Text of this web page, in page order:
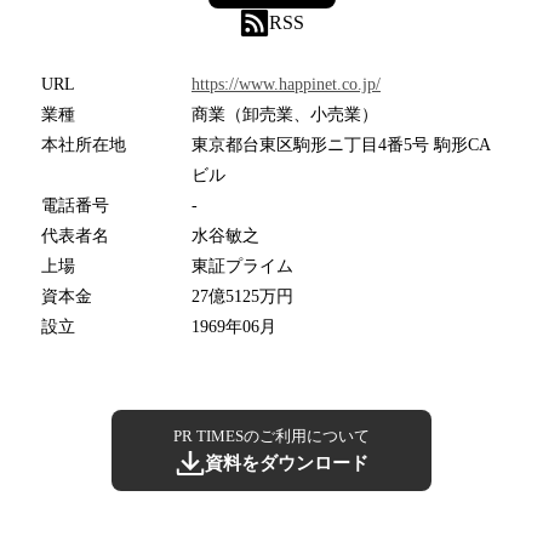
RSS
URL
https://www.happinet.co.jp/
業種
商業（卸売業、小売業）
本社所在地
東京都台東区駒形ニ丁目4番5号 駒形CA
ビル
電話番号
-
代表者名
水谷敏之
上場
東証プライム
資本金
27億5125万円
設立
1969年06月
PR TIMESのご利用について
資料をダウンロード